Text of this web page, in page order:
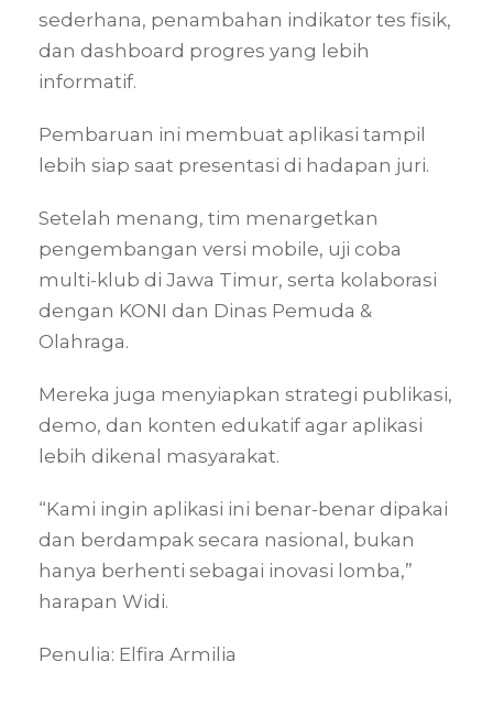
sederhana, penambahan indikator tes fisik,
dan dashboard progres yang lebih
informatif.
Pembaruan ini membuat aplikasi tampil
lebih siap saat presentasi di hadapan juri.
Setelah menang, tim menargetkan
pengembangan versi mobile, uji coba
multi-klub di Jawa Timur, serta kolaborasi
dengan KONI dan Dinas Pemuda &
Olahraga.
Mereka juga menyiapkan strategi publikasi,
demo, dan konten edukatif agar aplikasi
lebih dikenal masyarakat.
“Kami ingin aplikasi ini benar-benar dipakai
dan berdampak secara nasional, bukan
hanya berhenti sebagai inovasi lomba,”
harapan Widi.
Penulia: Elfira Armilia